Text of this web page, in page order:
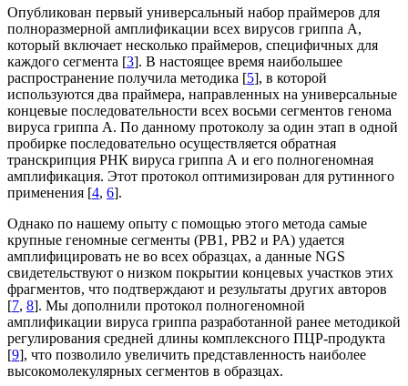
Опубликован первый универсальный набор праймеров для
полноразмерной амплификации всех вирусов гриппа А,
который включает несколько праймеров, специфичных для
каждого сегмента [3]. В настоящее время наибольшее
распространение получила методика [5], в которой
используются два праймера, направленных на универсальные
концевые последовательности всех восьми сегментов генома
вируса гриппа А. По данному протоколу за один этап в одной
пробирке последовательно осуществляется обратная
транскрипция РНК вируса гриппа А и его полногеномная
амплификация. Этот протокол оптимизирован для рутинного
применения [4, 6].
Однако по нашему опыту с помощью этого метода самые
крупные геномные сегменты (PB1, PB2 и PA) удается
амплифицировать не во всех образцах, а данные NGS
свидетельствуют о низком покрытии концевых участков этих
фрагментов, что подтверждают и результаты других авторов
[7, 8]. Мы дополнили протокол полногеномной
амплификации вируса гриппа разработанной ранее методикой
регулирования средней длины комплексного ПЦР-продукта
[9], что позволило увеличить представленность наиболее
высокомолекулярных сегментов в образцах.